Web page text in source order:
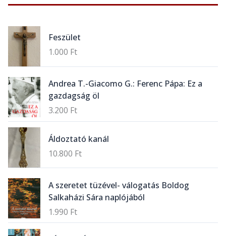
Feszület
1.000 Ft
Andrea T.-Giacomo G.: Ferenc Pápa: Ez a
gazdagság öl
3.200 Ft
Áldoztató kanál
10.800 Ft
A szeretet tüzével- válogatás Boldog
Salkaházi Sára naplójából
1.990 Ft